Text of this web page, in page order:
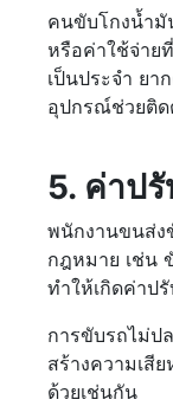
คนขับโกงน้ำมั
หรือค่าใช้จ่าย
เป็นประจำ ยา
อุปกรณ์ช่วยติด
5. ค่าป
พนักงานขนส่ง
กฎหมาย เช่น
ทำให้เกิดค่าป
การขับรถไม่ป
สร้างความเสี
ด้วยเช่นกัน